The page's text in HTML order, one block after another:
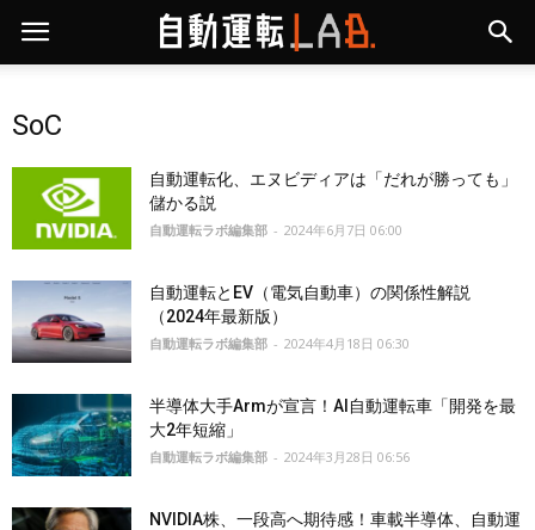
SoC
自動運転化、エヌビディアは「だれが勝っても」
儲かる説
自動運転ラボ編集部 - 2024年6月7日 06:00
自動運転とEV（電気自動車）の関係性解説
（2024年最新版）
自動運転ラボ編集部 - 2024年4月18日 06:30
半導体大手Armが宣言！AI自動運転車「開発を最
大2年短縮」
自動運転ラボ編集部 - 2024年3月28日 06:56
NVIDIA株、一段高へ期待感！車載半導体、自動運